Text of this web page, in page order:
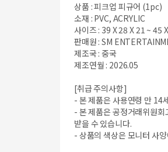
상품 : 피크업 피규어 (1pc)
소재 : PVC, ACRYLIC
사이즈 : 39 X 28 X 21 ~ 45
판매원 : SM
제조국 : 중국
제조연월 : 2026.05
[취급 주의사항]
- 본 제품은 사용연령 만 14
- 본 제품은 공정거래위원
받을 수 있습니다.
- 상품의 색상은 모니터 사